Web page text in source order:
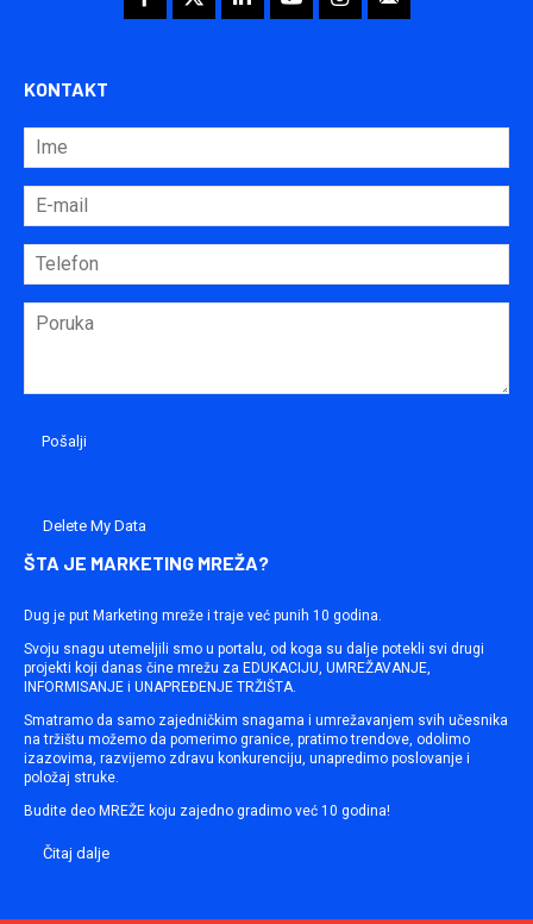
KONTAKT
Delete My Data
ŠTA JE MARKETING MREŽA?
Dug je put Marketing mreže i traje već punih 10 godina.
Svoju snagu utemeljili smo u portalu, od koga su dalje potekli svi drugi
projekti koji danas čine mrežu za EDUKACIJU, UMREŽAVANJE,
INFORMISANJE i UNAPREĐENJE TRŽIŠTA.
Smatramo da samo zajedničkim snagama i umrežavanjem svih učesnika
na tržištu možemo da pomerimo granice, pratimo trendove, odolimo
izazovima, razvijemo zdravu konkurenciju, unapredimo poslovanje i
položaj struke.
Budite deo MREŽE koju zajedno gradimo već 10 godina!
Čitaj dalje